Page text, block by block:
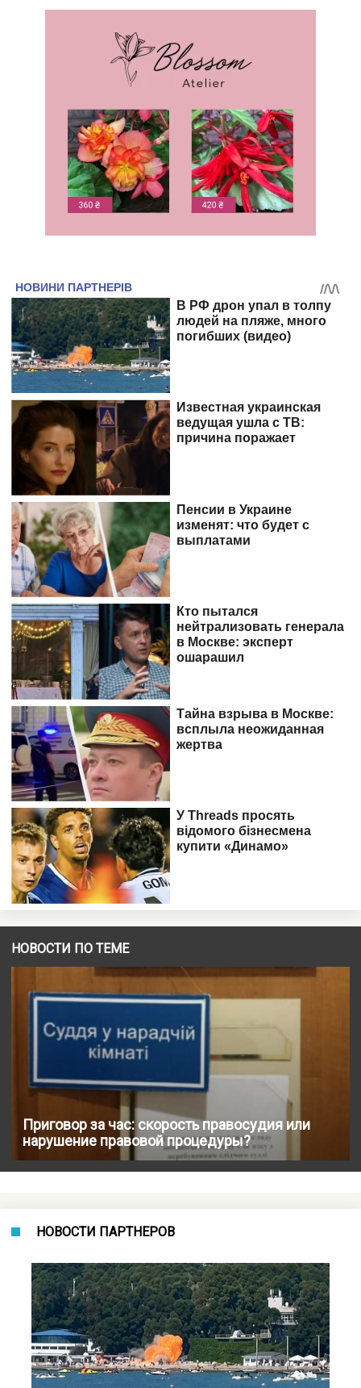
НОВОСТИ ПО ТЕМЕ
Приговор за час: скорость правосудия или
нарушение правовой процедуры?
НОВОСТИ ПАРТНЕРОВ